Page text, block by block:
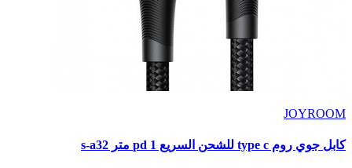
JOYROOM
كابل جوي روم type c للشحن السريع pd 1 متر s-a32